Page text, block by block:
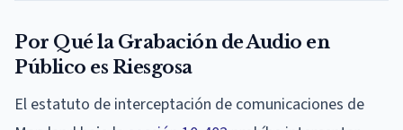
Por Qué la Grabación de Audio en
Público es Riesgosa
El estatuto de interceptación de comunicaciones de